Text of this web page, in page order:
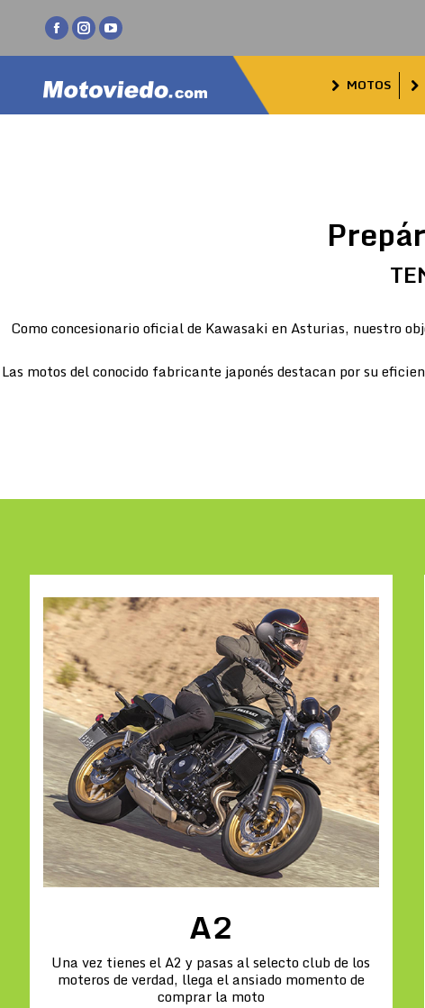
Facebook
page
opens
in
Instagram
page
opens
in
YouTube
page
opens
in
MOTOS
Como concesionario oficial de Kawasaki en Asturias, nuestro
Las motos del conocido fabricante japonés destacan por su
A2
Una vez tienes el A2 y pasas al selecto club de los
moteros de verdad, llega el ansiado momento de
comprar la moto